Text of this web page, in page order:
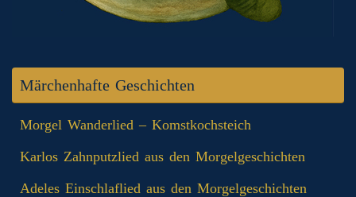
Märchenhafte Geschichten
Morgel Wanderlied – Komstkochsteich
Karlos Zahnputzlied aus den Morgelgeschichten
Adeles Einschlaflied aus den Morgelgeschichten